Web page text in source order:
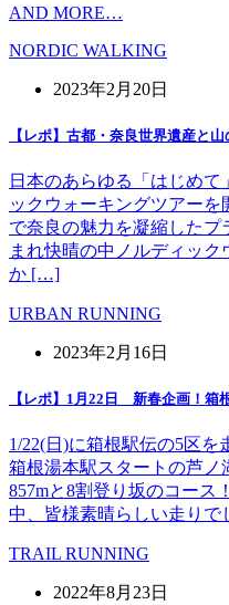
AND MORE…
NORDIC WALKING
2023年2月20日
【レポ】古都・奈良世界遺産と
日本のあらゆる「はじめ
ックウォーキングツアーを
で奈良の魅力を凝縮した
まれ快晴の中ノルディッ
か […]
URBAN RUNNING
2023年2月16日
【レポ】1月22日 新春企画！箱
1/22(日)に箱根駅伝の5区を
箱根湯本駅スタートの芦ノ
857mと8割登り坂のコース
中、皆様素晴らしい走り
TRAIL RUNNING
2022年8月23日